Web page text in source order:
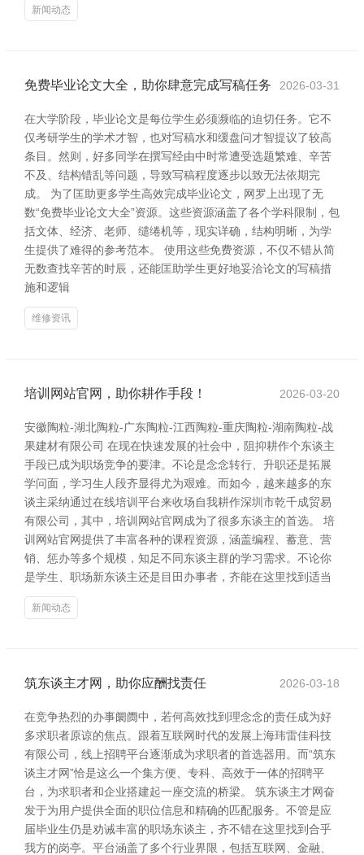
新闻动态
免费毕业论文大全，助你肆意完成写稿任务 2026-03-31
在大学阶段，毕业论文是每位学生必须濒临的迫切任务。它不
仅考研学生的学术才智，也对写稿水和缓盘问才智提议了较高
条目。然则，好多同学在撰写经由中时常遭受选题繁难、辛苦
不及、结构错乱等问题，导致写稿程度逐步以致无法依期完
成。 为了匡助更多学生高效完成毕业论文，网罗上出现了无
数“免费毕业论文大全”资源。这些资源涵盖了各个学科限制，包
括文体、经济、老师、缱绻机等，现实详确，结构明晰，为学
生提供了难得的参考范本。 使用这些免费资源，不仅不错从简
无数查找辛苦的时辰，还能匡助学生更好地妥洽论文的写稿措
施和逻辑
维修资讯
培训网站官网，助你耕作手段！ 2026-03-20
安徽陶粒-湖北陶粒-广东陶粒-江西陶粒-重庆陶粒-湖南陶粒-战
果建材有限公司 在现在快速发展的社会中，阻抑耕作个东谈主
手段已成为职场竞争的要津。不论是念念转行、升职还是拓展
学问面，学习生人段齐显得尤为艰难。而如今，越来越多的东
谈主采纳通过在线培训平台来收场自我耕作深圳市乾千成贸易
有限公司，其中，培训网站官网成为了很多东谈主的首选。 培
训网站官网提供了丰富各种的课程资源，涵盖编程、蓄意、营
销、惩办等多个规模，知足不同东谈主群的学习需求。不论你
是学生、职场新东谈主还是目田办事者，齐能在这里找到适当
新闻动态
筑东谈主才网，助你应酬找责任 2026-03-18
在竞争热烈的办事阛阓中，若何高效找到理念念的责任成为好
多求职者原谅的焦点。跟着互联网时代的发展上海玮雷佳科技
有限公司，线上招聘平台逐渐成为求职者的首选器用。而“筑东
谈主才网”恰是这么一个集方便、专科、高效于一体的招聘平
台，为求职者和企业搭建起一座交流的桥梁。 筑东谈主才网奋
发于为用户提供全面的职位信息和精确的匹配服务。不管是应
届毕业生仍是劝诫丰富的职场东谈主，齐不错在这里找到合乎
我方的岗亭。平台涵盖了多个行业界限，包括互联网、金融、